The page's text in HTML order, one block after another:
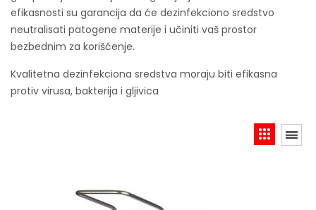
efikasnosti su garancija da će dezinfekciono sredstvo
neutralisati patogene materije i učiniti vaš prostor
bezbednim za korišćenje.
Kvalitetna dezinfekciona sredstva moraju biti efikasna
protiv virusa, bakterija i gljivica